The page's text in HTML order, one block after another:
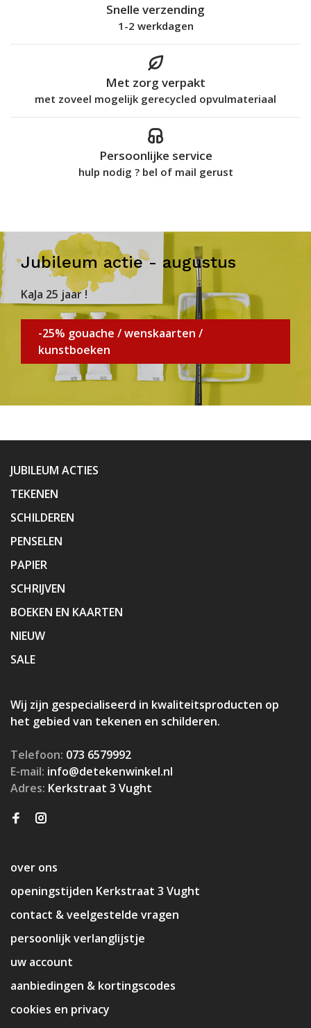
Snelle verzending
1-2 werkdagen
Met zorg verpakt
met zoveel mogelijk gerecycled opvulmateriaal
Persoonlijke service
hulp nodig ? bel of mail gerust
Jubileum actie - augustus
KaJa 25 jaar !
-25% gouache / wenskaarten /
kunstboeken
JUBILEUM ACTIES
TEKENEN
SCHILDEREN
PENSELEN
PAPIER
SCHRIJVEN
BOEKEN EN KAARTEN
NIEUW
SALE
Wij zijn gespecialiseerd in kwaliteitsproducten op
het gebied van tekenen en schilderen.
Telefoon: 073 6579992
E-mail: info@detekenwinkel.nl
Adres: Kerkstraat 3 Vught
over ons
openingstijden Kerkstraat 3 Vught
contact & veelgestelde vragen
persoonlijk verlanglijstje
uw account
aanbiedingen & kortingscodes
cookies en privacy